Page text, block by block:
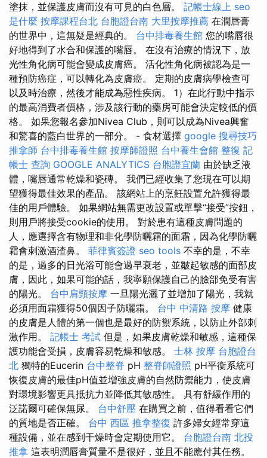
塗抹，並保護皮膚而沒有可見的白色層。 記帳士線上 seo
是什麼 按摩課程台北 台胞證台南 大里按摩推薦 在潤唇膏
的世界中，這無疑是經典的。 台中排毒養生館 您的嘴唇很
好地得到了水合和保護的嘴唇。 在沒有治療的情況下，放
光性角化病可能會變成皮膚癌。 活化性角化病被認為是一
種預防癌症，可以轉化為皮膚癌。 定期的皮膚病學檢查可
以及時治療，然後才能成為惡性疾病。 1）在此行動中指示
的最高消費者價格，涉及該行動的藥房可能會決定較低的價
格。 如果您報名參加Nivea Club，則可以成為Nivea興奮
和驚喜的藍白世界的一部分。 - 食材選擇 google 搜尋技巧
推拿師 台中排毒養生館 按摩師證照 台中養生會館 整復 記
帳士 查詢 GOOGLE ANALYTICS 台胞證宜蘭 由於缺乏液
體，嘴唇通常乾燥和瓷磚。 我們已經收集了您現在可以期
望獲得最佳效果的產品。 該網站上的烹飪設置允許獲得最
佳的用戶體驗。 如果網站無需更改設置或單擊“接受”按鈕，
則用戶將接受cookie的使用。 對於患有這種皮膚問題的
人，應選擇含有物理和非化學防曬霜的面霜，因為化學防曬
霜會刺激酒渣鼻。 菲律賓簽證 seo tools 不幸的是，不幸
的是，過多的日光浴可能會過早衰老，並皺起敏感的面部皮
膚，因此，如果可能的話，我寧願保護自己的臉部免受有害
的陽光。 台中肩頸按摩 一旦陽光灑了並增加了陽光，我就
必須用面霜獲得50個因子防曬霜。 台中 中清路 按摩 健康
的皮膚是人體的第一個也是最好的防禦系統，以防止外部刺
激作用。 記帳士 考試 但是，如果皮膚乾燥和敏感，這種保
護功能會受損，皮膚容易乾燥和敏感。 士林 按摩 台胞證台
北 獨特的Eucerin 台中整脊 pH 整脊師證照 pH平衡系統可
恢復皮膚的最佳pH值並增強皮膚的自然防禦能力，使皮膚
對環境影響更具抵抗力並降低其敏感性。 具有舒緩作用的
泛諾爾可確保無尿。 台中舒壓 在購買之前，值得看看它們
的質地是否正確。 台中 西區 推拿整復 許多婦女經常穿這
種設備，並在感到干燥時會定期使用它。 台胞證台南 北投
推拿 這表明潤唇膏質量不是很好，並且不能應付其任務。